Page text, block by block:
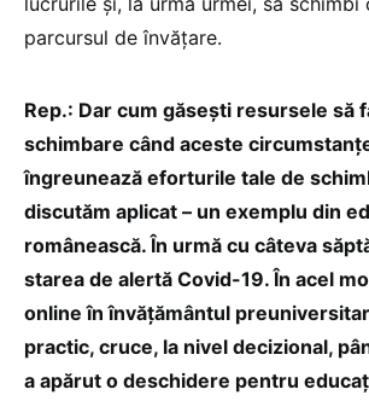
parcursul de învățare.
Rep.: Dar cum găsești resursele să
schimbare când aceste
îngreunează eforturile tale de
discutăm aplicat – un exemplu din
românească. În urmă cu câteva
starea de alertă Covid-19. În acel
online în învățământul
practic, cruce, la nivel decizional,
a apărut o deschidere pentru